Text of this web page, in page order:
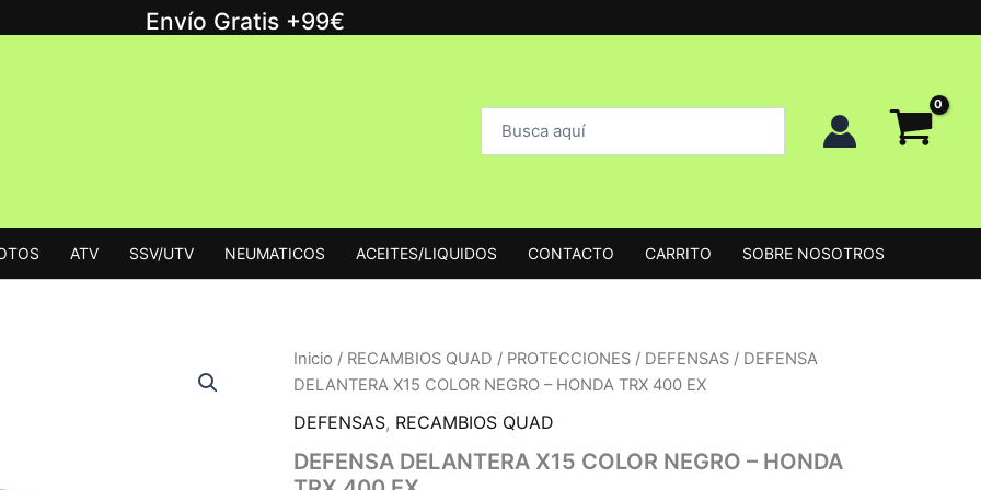
Envío Gratis +99€
Buscar
productos
ATV SSV/UTV NEUMATICOS ACEITES/LIQUIDOS CONTACTO CARRITO SOBRE NOSOTROS
Inicio / RECAMBIOS QUAD / PROTECCIONES / DEFENSAS / DEFENSA
DELANTERA X15 COLOR NEGRO – HONDA TRX 400 EX
DEFENSAS, RECAMBIOS QUAD
DEFENSA DELANTERA X15 COLOR NEGRO – HONDA